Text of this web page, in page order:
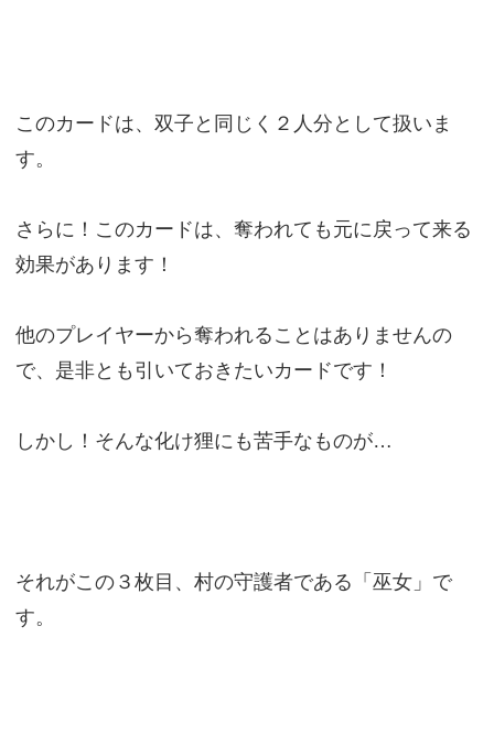
このカードは、双子と同じく２人分として扱いま
す。
さらに！このカードは、奪われても元に戻って来る
効果があります！
他のプレイヤーから奪われることはありませんの
で、是非とも引いておきたいカードです！
しかし！そんな化け狸にも苦手なものが…
それがこの３枚目、村の守護者である「巫女」で
す。